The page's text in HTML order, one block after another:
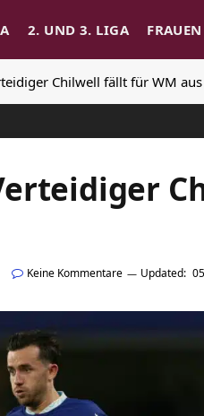
2. UND 3. LIGA FRAUEN
Chilwell fällt für WM aus
Keine Kommentare Updated: